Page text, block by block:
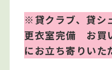
※貸クラブ、貸
更衣室完備 お買
にお立ち寄りいた